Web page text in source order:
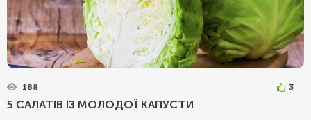
188 3
5 САЛАТІВ ІЗ МОЛОДОЇ КАПУСТИ